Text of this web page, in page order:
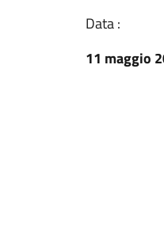
Data :
11 maggio